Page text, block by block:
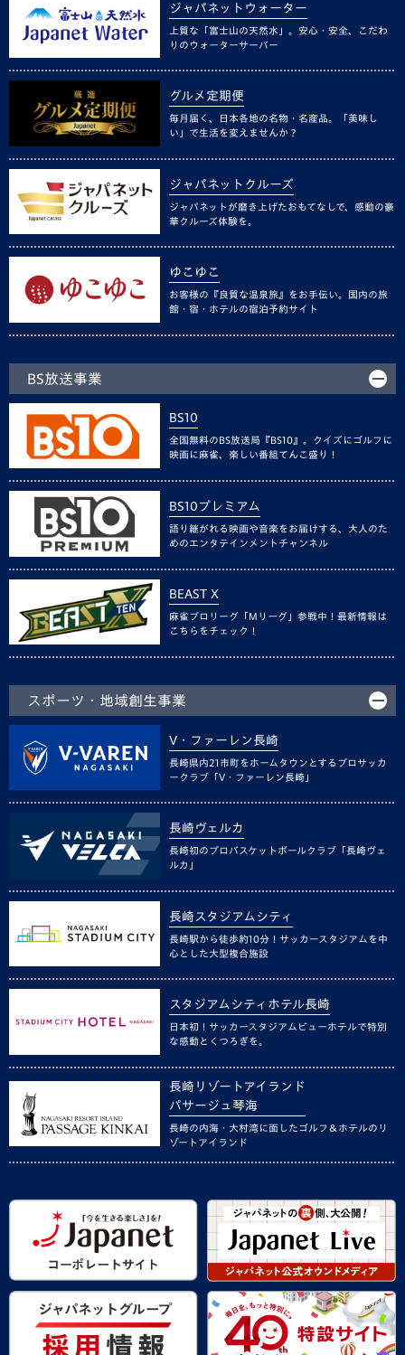
ジャパネットウォーター
上質な「富士山の天然水」。安心・安全、こだわ
りのウォーターサーバー
グルメ定期便
毎月届く、日本各地の名物・名産品。「美味し
い」で生活を変えませんか？
ジャパネットクルーズ
ジャパネットが磨き上げたおもてなしで、感動の豪
華クルーズ体験を。
ゆこゆこ
お客様の『良質な温泉旅』をお手伝い。国内の旅
館・宿・ホテルの宿泊予約サイト
BS放送事業
BS10
全国無料のBS放送局『BS10』。クイズにゴルフに
映画に麻雀、楽しい番組てんこ盛り！
BS10プレミアム
語り継がれる映画や音楽をお届けする、大人のた
めのエンタテインメントチャンネル
BEAST X
麻雀プロリーグ「Mリーグ」参戦中！最新情報は
こちらをチェック！
スポーツ・地域創生事業
V・ファーレン長崎
長崎県内21市町をホームタウンとするプロサッカ
ークラブ「V・ファーレン長崎」
長崎ヴェルカ
長崎初のプロバスケットボールクラブ「長崎ヴェ
ルカ」
長崎スタジアムシティ
長崎駅から徒歩約10分！サッカースタジアムを中
心とした大型複合施設
スタジアムシティホテル長崎
日本初！サッカースタジアムビューホテルで特別
な感動とくつろぎを。
長崎リゾートアイランド
パサージュ琴海
長崎の内海・大村湾に面したゴルフ＆ホテルのリ
ゾートアイランド